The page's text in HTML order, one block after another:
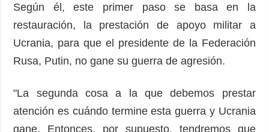
Según él, este primer paso se basa en la
restauración, la prestación de apoyo militar a
Ucrania, para que el presidente de la Federación
Rusa, Putin, no gane su guerra de agresión.
"La segunda cosa a la que debemos prestar
atención es cuándo termine esta guerra y Ucrania
gane. Entonces, por supuesto, tendremos que